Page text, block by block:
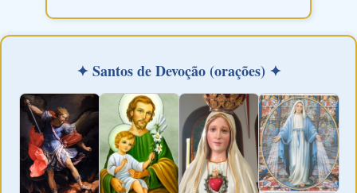
✦ Santos de Devoção (orações) ✦